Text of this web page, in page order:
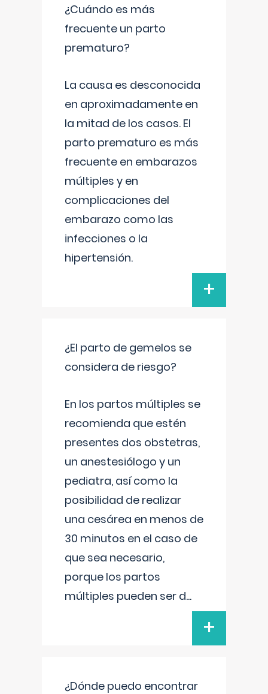
¿Cuándo es más
frecuente un parto
prematuro?
La causa es desconocida
en aproximadamente en
la mitad de los casos. El
parto prematuro es más
frecuente en embarazos
múltiples y en
complicaciones del
embarazo como las
infecciones o la
hipertensión.
+
¿El parto de gemelos se
considera de riesgo?
En los partos múltiples se
recomienda que estén
presentes dos obstetras,
un anestesiólogo y un
pediatra, así como la
posibilidad de realizar
una cesárea en menos de
30 minutos en el caso de
que sea necesario,
porque los partos
múltiples pueden ser d...
+
¿Dónde puedo encontrar